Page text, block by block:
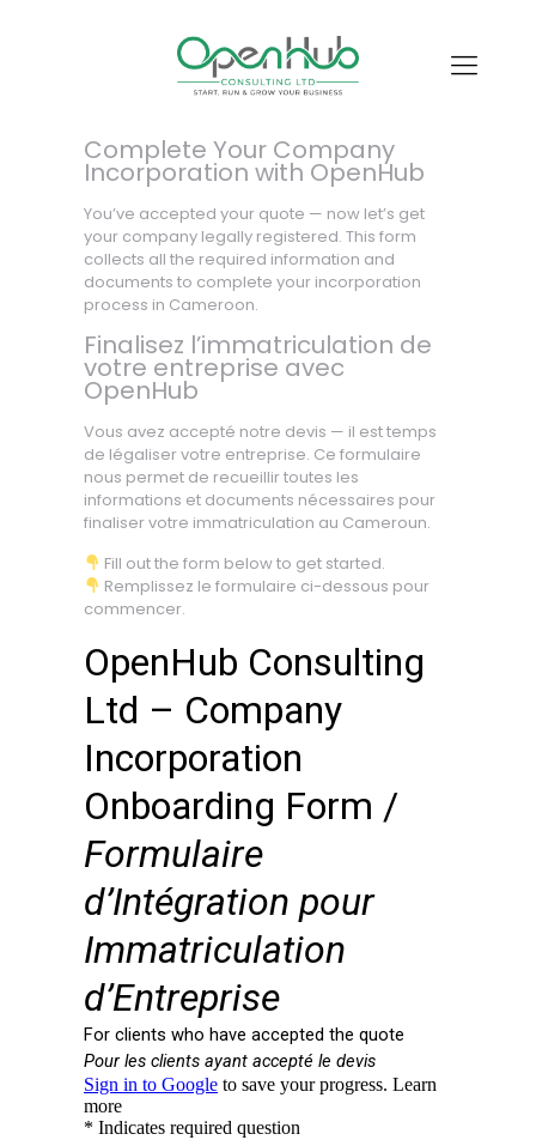
Complete Your Company
Incorporation with OpenHub
You’ve accepted your quote — now let’s get
your company legally registered. This form
collects all the required information and
documents to complete your incorporation
process in Cameroon.
Finalisez l’immatriculation de
votre entreprise avec
OpenHub
Vous avez accepté notre devis — il est temps
de légaliser votre entreprise. Ce formulaire
nous permet de recueillir toutes les
informations et documents nécessaires pour
finaliser votre immatriculation au Cameroun.
Fill out the form below to get started.
Remplissez le formulaire ci-dessous pour
commencer.